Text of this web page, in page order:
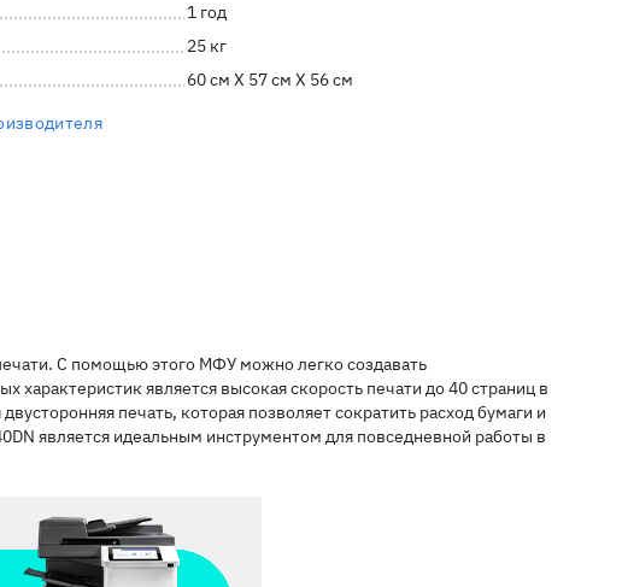
1 год
25 кг
60 см X 57 см X 56 см
С помощью этого МФУ можно легко создавать
является высокая скорость печати до 40 страниц в
печать, которая позволяет сократить расход бумаги и
является идеальным инструментом для повседневной работы в